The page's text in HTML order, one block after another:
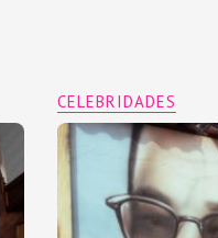
CELEBRIDADES